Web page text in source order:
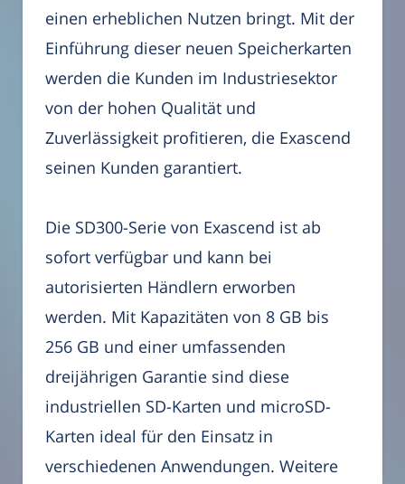
einen erheblichen Nutzen bringt. Mit der
Einführung dieser neuen Speicherkarten
werden die Kunden im Industriesektor
von der hohen Qualität und
Zuverlässigkeit profitieren, die Exascend
seinen Kunden garantiert.
Die SD300-Serie von Exascend ist ab
sofort verfügbar und kann bei
autorisierten Händlern erworben
werden. Mit Kapazitäten von 8 GB bis
256 GB und einer umfassenden
dreijährigen Garantie sind diese
industriellen SD-Karten und microSD-
Karten ideal für den Einsatz in
verschiedenen Anwendungen. Weitere